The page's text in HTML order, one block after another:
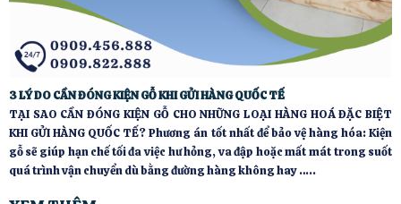
3 LÝ DO CẦN ĐÓNG KIỆN GỖ KHI GỬI HÀNG QUỐC TẾ
TẠI SAO CẦN ĐÓNG KIỆN GỖ CHO NHỮNG LOẠI HÀNG HOÁ ĐẶC BIỆT
KHI GỬI HÀNG QUỐC TẾ? Phương án tốt nhất để bảo vệ hàng hóa: Kiện
gỗ sẽ giúp hạn chế tối đa việc hư hỏng, va đập hoặc mất mát trong suốt
quá trình vận chuyển dù bằng đường hàng không hay …..